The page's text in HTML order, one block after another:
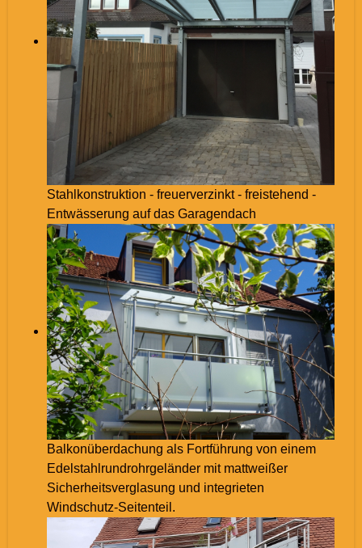
Stahlkonstruktion - freuerverzinkt - freistehend -
Entwässerung auf das Garagendach
Balkonüberdachung als Fortführung von einem
Edelstahlrundrohrgeländer mit mattweißer
Sicherheitsverglasung und integrieten
Windschutz-Seitenteil.